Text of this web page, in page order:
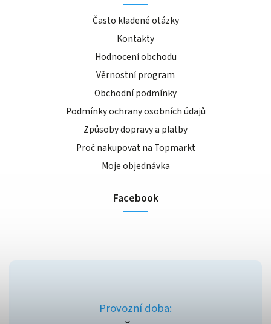
Často kladené otázky
Kontakty
Hodnocení obchodu
Věrnostní program
Obchodní podmínky
Podmínky ochrany osobních údajů
Způsoby dopravy a platby
Proč nakupovat na Topmarkt
Moje objednávka
Facebook